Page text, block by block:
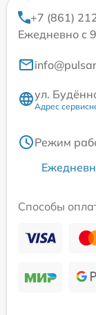
+7 (861)
Ежедневно с
ул.
Адрес
Режим
Способы